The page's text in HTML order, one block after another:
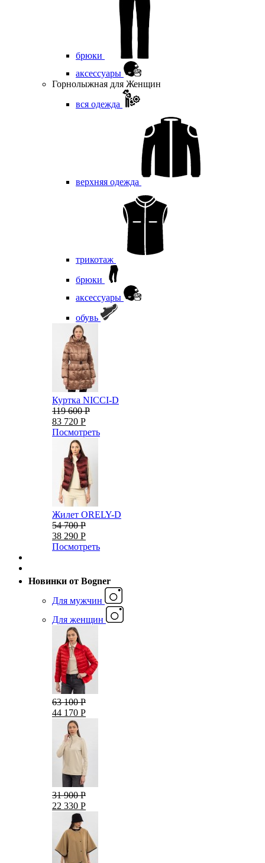
брюки
аксессуары
Горнолыжная для Женщин
вся одежда
верхняя одежда
трикотаж
брюки
аксессуары
обувь
Куртка NICCI-D
119 600 Р
83 720 Р
Посмотреть
Жилет ORELY-D
54 700 Р
38 290 Р
Посмотреть
Новинки от Bogner
Для мужчин
Для женщин
63 100 Р
44 170 Р
31 900 Р
22 330 Р